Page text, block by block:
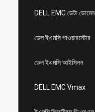
DELL EMC ডেটা ডোমেন
ডেল ইএমসি পাওয়ারস্টোর
ডেল ইএমসি আইসিলন
DELL EMC Vmax